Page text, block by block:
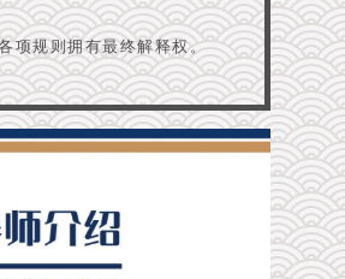
项规则拥有最终解释权。